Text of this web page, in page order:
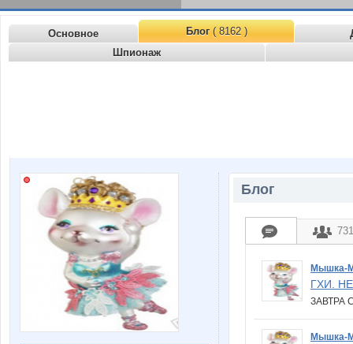
Основное Блог( 8162 )
Шпионаж
Блог
Мышка-
ГХИ.
ЗАВТРА
Мышка-